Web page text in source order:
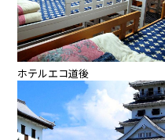
ホテルエコ道後